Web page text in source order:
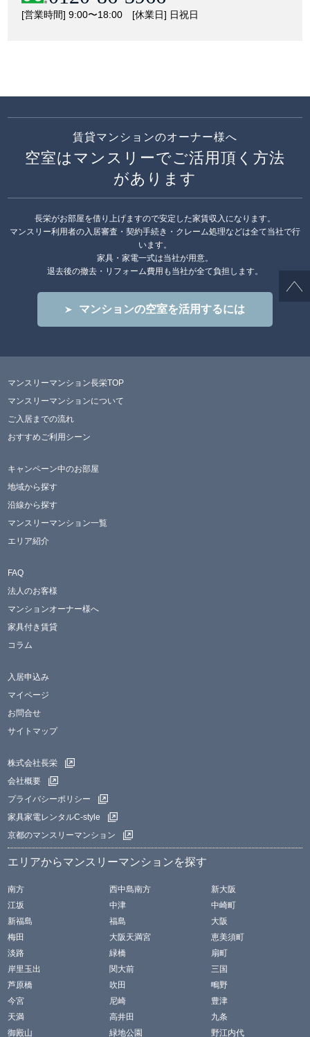
[営業時間] 9:00〜18:00 [休業日] 日祝日
賃貸マンションのオーナー様へ
空室はマンスリーでご活用頂く方法
があります
長栄がお部屋を借り上げますので安定した家賃収入になります。
マンスリー利用者の入居審査・契約手続き・クレーム処理などは全て当社で行
います。
家具・家電一式は当社が用意。
退去後の撤去・リフォーム費用も当社が全て負担します。
マンションの空室を活用するには
マンスリーマンション長栄TOP
マンスリーマンションについて
ご入居までの流れ
おすすめご利用シーン
キャンペーン中のお部屋
地域から探す
沿線から探す
マンスリーマンション一覧
エリア紹介
FAQ
法人のお客様
マンションオーナー様へ
家具付き賃貸
コラム
入居申込み
マイページ
お問合せ
サイトマップ
株式会社長栄
会社概要
プライバシーポリシー
家具家電レンタルC-style
京都のマンスリーマンション
エリアからマンスリーマンションを探す
南方 西中島南方
新大阪
江坂
中津
中崎町
新福島
福島
大阪
梅田
大阪天満宮
恵美須町
淡路
緑橋
扇町
岸里玉出
関大前
三国
芦原橋
吹田
鴫野
今宮
尼崎
豊津
天満
高井田
九条
御殿山
緑地公園 野江内代